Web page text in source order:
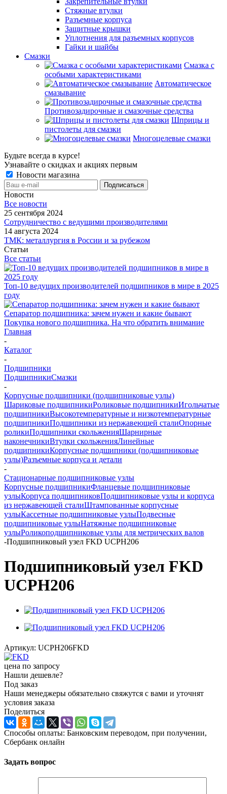
Стяжные втулки
Разъемные корпуса
Защитные крышки
Уплотнения для разъемных корпусов
Гайки и шайбы
Смазки
Смазка с
особыми характеристиками
Автоматическое
смазывание
Противозадирочные и смазочные средства
Шприцы и
пистолеты для смазки
Многоцелевые смазки
Будьте всегда в курсе!
Узнавайте о скидках и акциях первым
Новости магазина
Новости
Все новости
25 сентября 2024
Сотрудничество с ведущими производителями
14 августа 2024
ТМК: металлургия в России и за рубежом
Статьи
Все статьи
Топ-10 ведущих производителей подшипников в мире в 2025
году
Сепаратор подшипника: зачем нужен и какие бывают
Покупка нового подшипника. На что обратить внимание
Главная
-
Каталог
-
Подшипники
ПодшипникиСмазки
-
Корпусные подшипники (подшипниковые узлы)
Шариковые подшипникиРоликовые подшипникиИгольчатые
подшипникиВысокотемпературные и низкотемпературные
подшипникиПодшипники из нержавеющей сталиОпорные
роликиПодшипники скольженияШарнирные
наконечникиВтулки скольженияЛинейные
подшипникиКорпусные подшипники (подшипниковые
узлы)Разъемные корпуса и детали
-
Стационарные подшипниковые узлы
Корпусные подшипникиФланцевые подшипниковые
узлыКорпуса подшипниковПодшипниковые узлы и корпуса
из нержавеющей сталиШтампованные корпусные
узлыКассетные подшипниковые узлыПодвесные
подшипниковые узлыНатяжные подшипниковые
узлыРоликоподшипниковые узлы для метрических валов
-Подшипниковый узел FKD UCPH206
Подшипниковый узел FKD
UCPH206
Артикул: UCPH206FKD
цена по запросу
Нашли дешевле?
Под заказ
Наши менеджеры обязательно свяжутся с вами и уточнят
условия заказа
Поделиться
Способы оплаты: Банковским переводом, при получении,
Сбербанк онлайн
Задать вопрос